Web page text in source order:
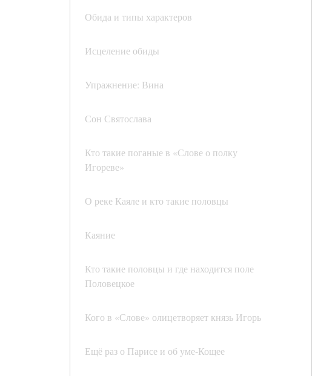
Обида и типы характеров
Исцеление обиды
Упражнение: Вина
Сон Святослава
Кто такие поганые в «Слове о полку
Игореве»
О реке Каяле и кто такие половцы
Каяние
Кто такие половцы и где находится поле
Половецкое
Кого в «Слове» олицетворяет князь Игорь
Ещё раз о Парисе и об уме-Кощее